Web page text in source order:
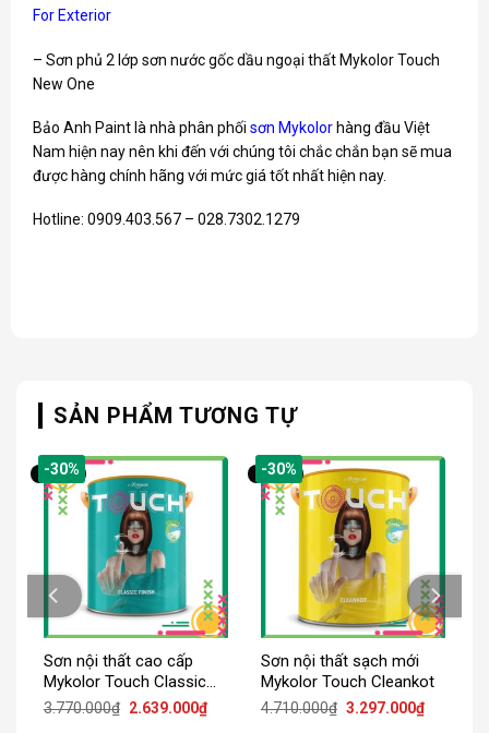
For Exterior
– Sơn phủ 2 lớp sơn nước gốc dầu ngoại thất Mykolor Touch
New One
Bảo Anh Paint là nhà phân phối sơn Mykolorhàng đầu Việt
Nam hiện nay nên khi đến với chúng tôi chắc chắn bạn sẽ mua
được hàng chính hãng với mức giá tốt nhất hiện nay.
Hotline: 0909.403.567 – 028.7302.1279
SẢN PHẨM TƯƠNG TỰ
-30%
Sơn nội thất cao cấp
Mykolor Touch Classic
Finish
3.770.000₫ Giá
2.639.000₫Giá
hiện
-30%
Sơn nội thất sạch mới
Mykolor Touch Cleankot
4.710.000₫ Giá
3.297.000₫Giá
hiện